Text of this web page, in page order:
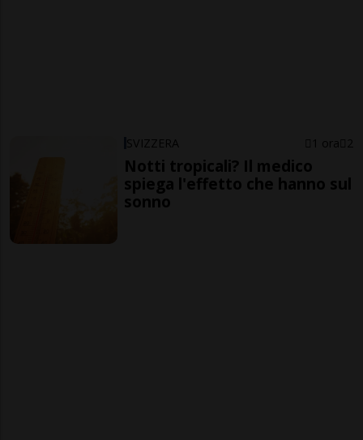
SVIZZERA 1 ora 2
Notti tropicali? Il medico
spiega l'effetto che hanno sul
sonno